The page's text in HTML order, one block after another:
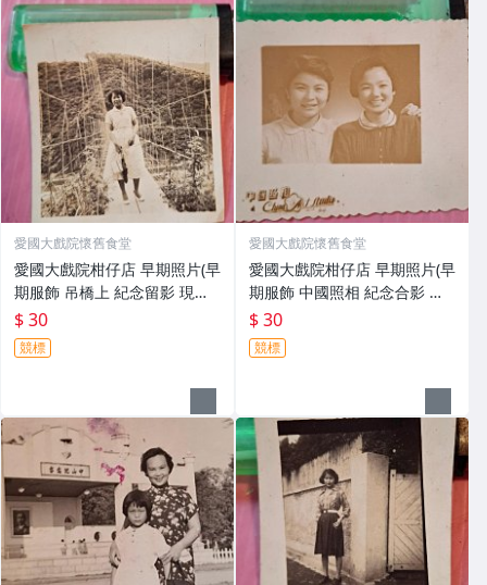
愛國大戲院懷舊食堂
愛國大戲院柑仔店 早期照片(早
期服飾 吊橋上 紀念留影 現況
賣)L 042
$ 30
競標
愛國大戲院懷舊食堂
愛國大戲院柑仔店 早期照片(早
期服飾 中國照相 紀念合影 現
況賣)L 041
$ 30
競標